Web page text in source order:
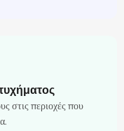
στις περιοχές που